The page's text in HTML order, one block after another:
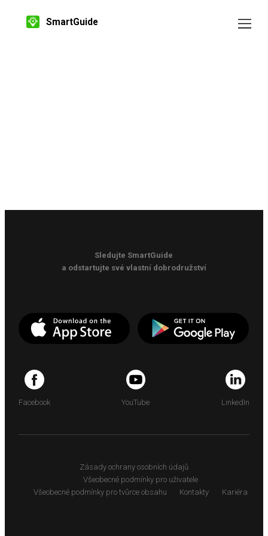
SmartGuide
Sledujte SmartGuide
a odstartujte své vlastní dobrodružství
Facebook YouTube LinkedIn
Zásady ochrany osobních údajů
Všeobecné podmínky pro uživatele
Všeobecné podmínky pro tvůrce obsahu
Kontakty Kariéra